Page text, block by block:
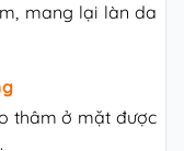
mang lại làn da
thâm ở mặt được